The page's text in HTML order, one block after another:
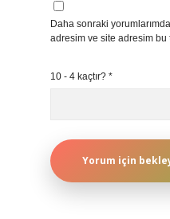
Daha sonraki
adresim ve site adresim bu
10 - 4 kaçtır? *